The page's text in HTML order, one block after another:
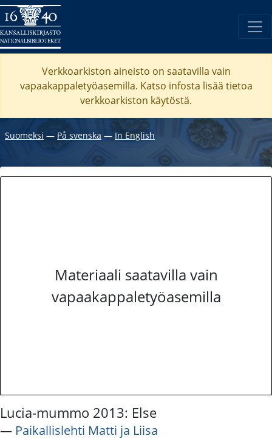
Verkkoarkiston aineisto on saatavilla vain
vapaakappaletyöasemilla. Katso infosta lisää tietoa
verkkoarkiston käytöstä.
Suomeksi ― På svenska ― In English
Materiaali saatavilla vain
vapaakappaletyöasemilla
Lucia-mummo 2013: Else
― Paikallislehti Matti ja Liisa